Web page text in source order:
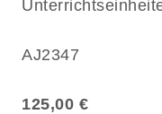
AJ2347
125,00 €